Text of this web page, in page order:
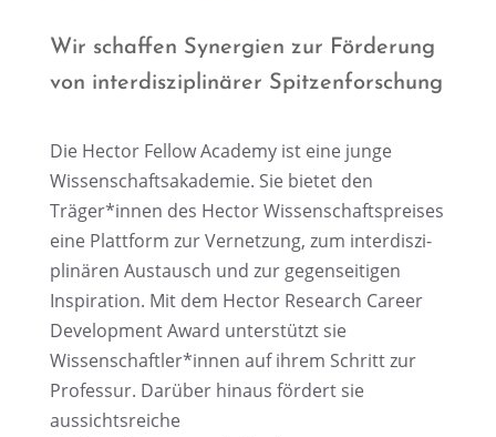
Wir schaf­fen Syner­gien zur Förde­rung
von inter­dis­zi­pli­nä­rer Spitzenforschung
Die Hector Fellow Academy ist eine junge
Wissen­schafts­aka­de­mie. Sie bietet den
Träger*innen des Hector Wissen­schafts­prei­ses
eine Platt­form zur Vernet­zung, zum inter­dis­zi­
pli­nä­ren Austausch und zur gegen­sei­ti­gen
Inspi­ra­tion. Mit dem Hector Research Career
Develo­p­ment Award unter­stützt sie
Wissenschaftler*innen auf ihrem Schritt zur
Profes­sur. Darüber hinaus fördert sie
aussichts­rei­che